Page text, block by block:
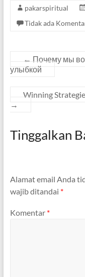
pakarspiritual
Tidak ada
← Почему мы
улыбкой
Winning
→
Tinggalkan
Alamat email Anda
wajib ditandai *
Komentar *